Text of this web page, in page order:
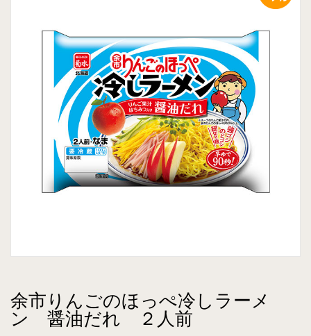
余市りんごのほっぺ冷しラーメ
ン 醤油だれ ２人前